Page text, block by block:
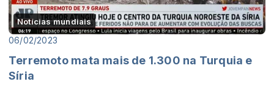
Notícias mundiais
06/02/2023
Terremoto mata mais de 1.300 na Turquia e
Síria